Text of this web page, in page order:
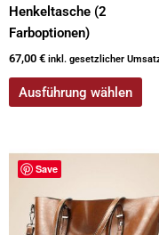
Henkeltasche (2
Farboptionen)
67,00 € inkl. gesetzlicher
Ausführung wählen
Save
Dieses
Produkt
weist
mehrere